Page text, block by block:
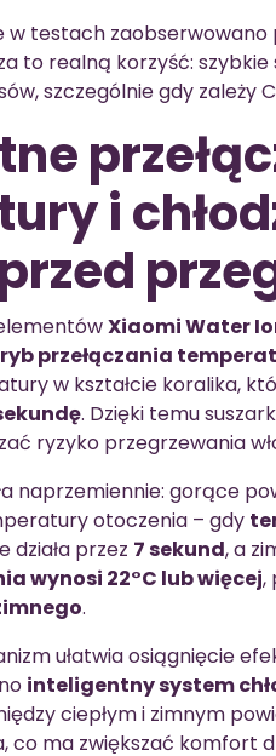
w testach
to realną korzyść:
szczególnie gdy zależy
i
Xiaomi Water
przełączania
w kształcie koralika,
. Dzięki temu
ryzyko przegrzewania
naprzemiennie: gorące
otoczenia – gdy
działa przez 7 sekund, a
wynosi 22°C lub więcej,
.
ułatwia osiągnięcie
inteligentny system
ciepłym i zimnym
ma zwiększać komfort